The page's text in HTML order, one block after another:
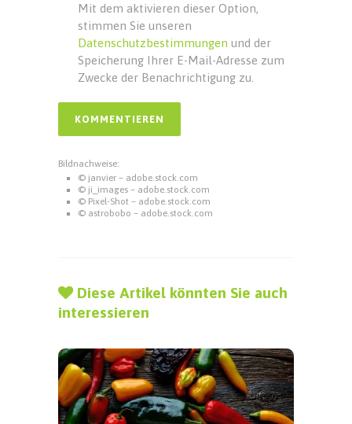
Mit dem aktivieren dieser Option,
stimmen Sie unseren
Datenschutzbestimmungen und der
Speicherung Ihrer E-Mail-Adresse zum
Zwecke der Benachrichtigung zu.
Bildnachweise:
© janvier – adobe.stock.com
© ji_images – adobe.stock.com
© Pixel-Shot – adobe.stock.com
© astrobobo – adobe.stock.com
Diese Artikel könnten Sie auch
interessieren